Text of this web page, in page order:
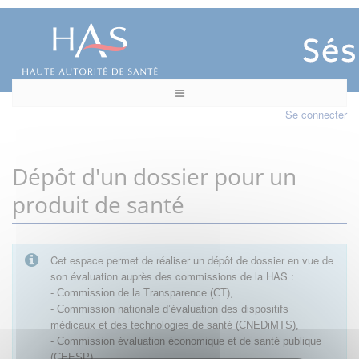
Se connecter
Dépôt d'un dossier pour un
produit de santé
Cet espace permet de réaliser un dépôt de dossier en vue de
son évaluation auprès des commissions de la HAS :
- Commission de la Transparence (CT),
- Commission nationale d’évaluation des dispositifs
médicaux et des technologies de santé (CNEDiMTS),
- Commission évaluation économique et de santé publique